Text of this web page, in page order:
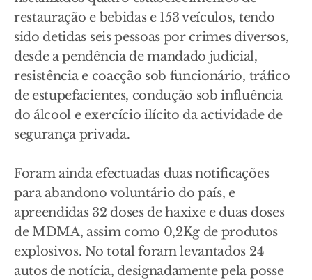
restauração e bebidas e 153 veículos, tendo
sido detidas seis pessoas por crimes diversos,
desde a pendência de mandado judicial,
resistência e coacção sob funcionário, tráfico
de estupefacientes, condução sob influência
do álcool e exercício ilícito da actividade de
segurança privada.
Foram ainda efectuadas duas notificações
para abandono voluntário do país, e
apreendidas 32 doses de haxixe e duas doses
de MDMA, assim como 0,2Kg de produtos
explosivos. No total foram levantados 24
autos de notícia, designadamente pela posse